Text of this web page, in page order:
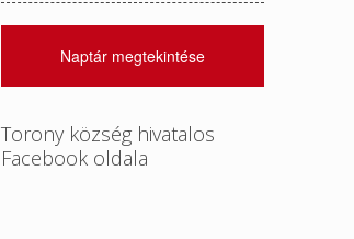
Naptár megtekintése
Torony község hivatalos
Facebook oldala